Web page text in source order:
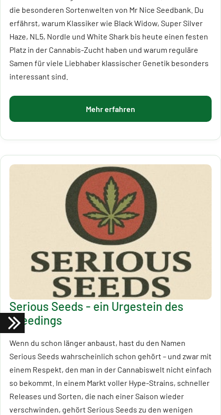
die besonderen Sortenwelten von Mr Nice Seedbank. Du
erfährst, warum Klassiker wie Black Widow, Super Silver
Haze, NL5, Nordle und White Shark bis heute einen festen
Platz in der Cannabis-Zucht haben und warum reguläre
Samen für viele Liebhaber klassischer Genetik besonders
interessant sind.
Mehr erfahren
Serious Seeds - ein Urgestein des
Breedings
Wenn du schon länger anbaust, hast du den Namen
Serious Seeds wahrscheinlich schon gehört – und zwar mit
einem Respekt, den man in der Cannabiswelt nicht einfach
so bekommt. In einem Markt voller Hype-Strains, schneller
Releases und Sorten, die nach einer Saison wieder
verschwinden, gehört Serious Seeds zu den wenigen